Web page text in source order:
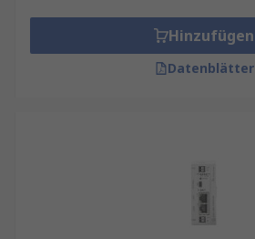
Hinzufügen
Datenblätter